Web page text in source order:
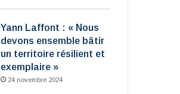
Yann Laffont : « Nous
devons ensemble bâtir
un territoire résilient et
exemplaire »
24 novembre 2024